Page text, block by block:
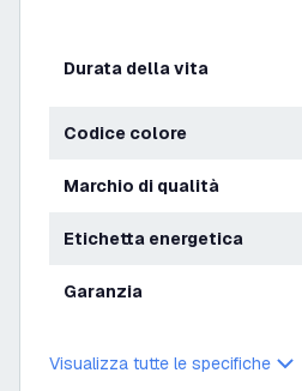
Durata della vita
Codice colore
Marchio di qualità
Etichetta energetica
Garanzia
Visualizza tutte le specifiche